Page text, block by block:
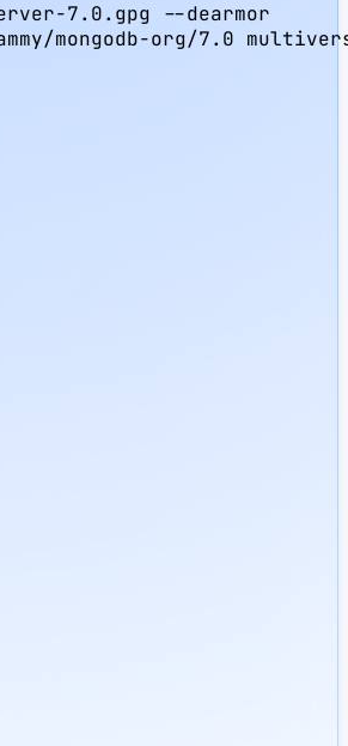
7.0.gpg --dearmor
mongodb-org/7.0